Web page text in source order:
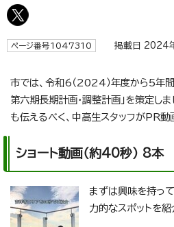
ページ番号1047310 掲載日 2024
市では、令和6（2024）年度から5年
第六期長期計画・調整計画」を策定し
も伝えるべく、中高生スタッフがPR動
ショート動画（約40秒） 8本
まずは興味を持っ
力的なスポットを紹